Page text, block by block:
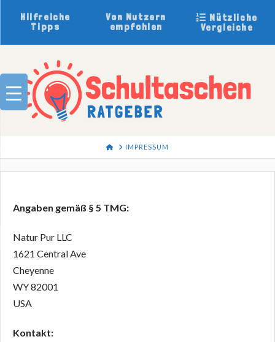
Hilfreiche
Tipps
Von Nutzern
empfohlen
Nützliche
Vergleiche
HOMEIMPRESSUM
Angaben gemäß § 5 TMG:
Natur Pur LLC
1621 Central Ave
Cheyenne
WY 82001
USA
Kontakt: